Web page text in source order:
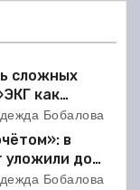
сложных
как
ритм жизни
Бобалова
в
уложили до
30 метров
Бобалова